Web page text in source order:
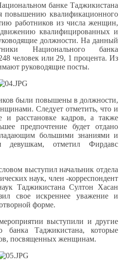
банке Таджикистана
повышению квалификационного
работников из числа женщин,
квалифицированных и
должности. На данный
Национального банка
человек или 29, 1 процента. Из
руководящие посты.
были повышены в должности,
Следует отметить, что и
расстановке кадров, а также
предпочтение будет отдано
большими знаниями и
отметил Фирдавс
выступил начальник отдела
наук, член -корреспондент
Таджикистана Султон Хасан
свое искреннее уважение и
форме.
выступили и другие
банка Таджикистана, которые
посвященных женщинам.